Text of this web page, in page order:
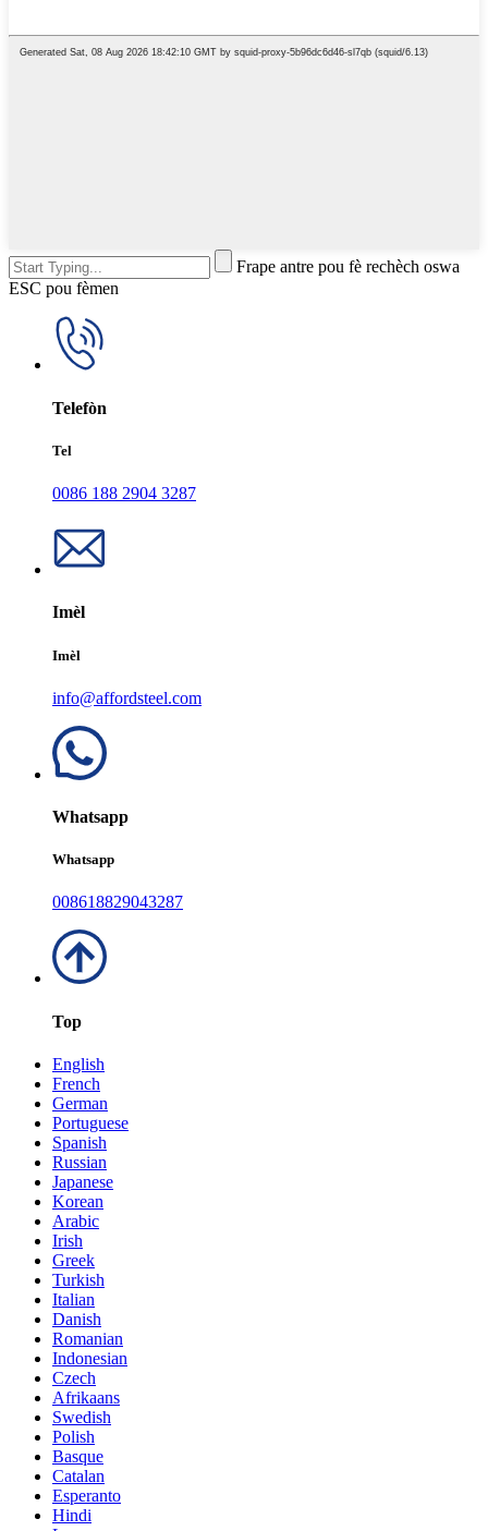
Frape antre pou fè rechèch oswa
ESC pou fèmen
Telefòn
Tel
0086 188 2904 3287
Imèl
Imèl
info@affordsteel.com
Whatsapp
Whatsapp
008618829043287
Top
English
French
German
Portuguese
Spanish
Russian
Japanese
Korean
Arabic
Irish
Greek
Turkish
Italian
Danish
Romanian
Indonesian
Czech
Afrikaans
Swedish
Polish
Basque
Catalan
Esperanto
Hindi